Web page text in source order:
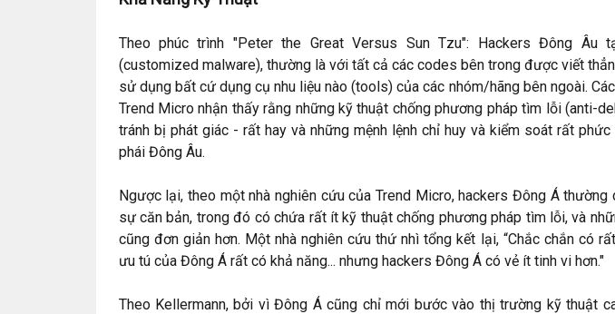
Theo phúc trình "Peter the Great Versus Sun Tzu": Hackers Đông Âu
(customized malware), thường là với tất cả các codes bên trong được viết
sử dụng bất cứ dụng cụ nhu liệu nào (tools) của các nhóm/hãng bên ngoài.
Trend Micro nhận thấy rằng những kỹ thuật chống phương pháp tìm lỗi (anti-
tránh bị phát giác - rất hay và những mệnh lệnh chỉ huy và kiểm soát rất
phái Đông Âu.
Ngược lại, theo một nhà nghiên cứu của Trend Micro, hackers Đông Á thường
sự căn bản, trong đó có chứa rất ít kỹ thuật chống phương pháp tìm lỗi, và
cũng đơn giản hơn. Một nhà nghiên cứu thứ nhì tổng kết lại, “Chắc chắn có
ưu tú của Đông Á rất có khả năng... nhưng hackers Đông Á có vẻ ít tinh vi hơn."
Theo Kellermann, bởi vì Đông Á cũng chỉ mới bước vào thị trường kỹ thuật